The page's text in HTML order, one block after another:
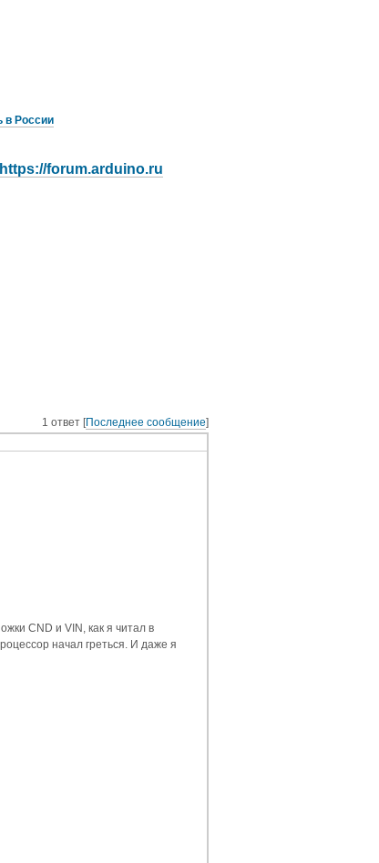
в России
https://forum.arduino.ru
1 ответ [Последнее сообщение]
CND и VIN, как я читал в
начал греться. И даже я